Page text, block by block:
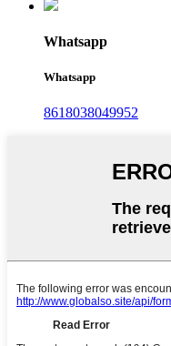
Whatsapp
Whatsapp
8618038049952